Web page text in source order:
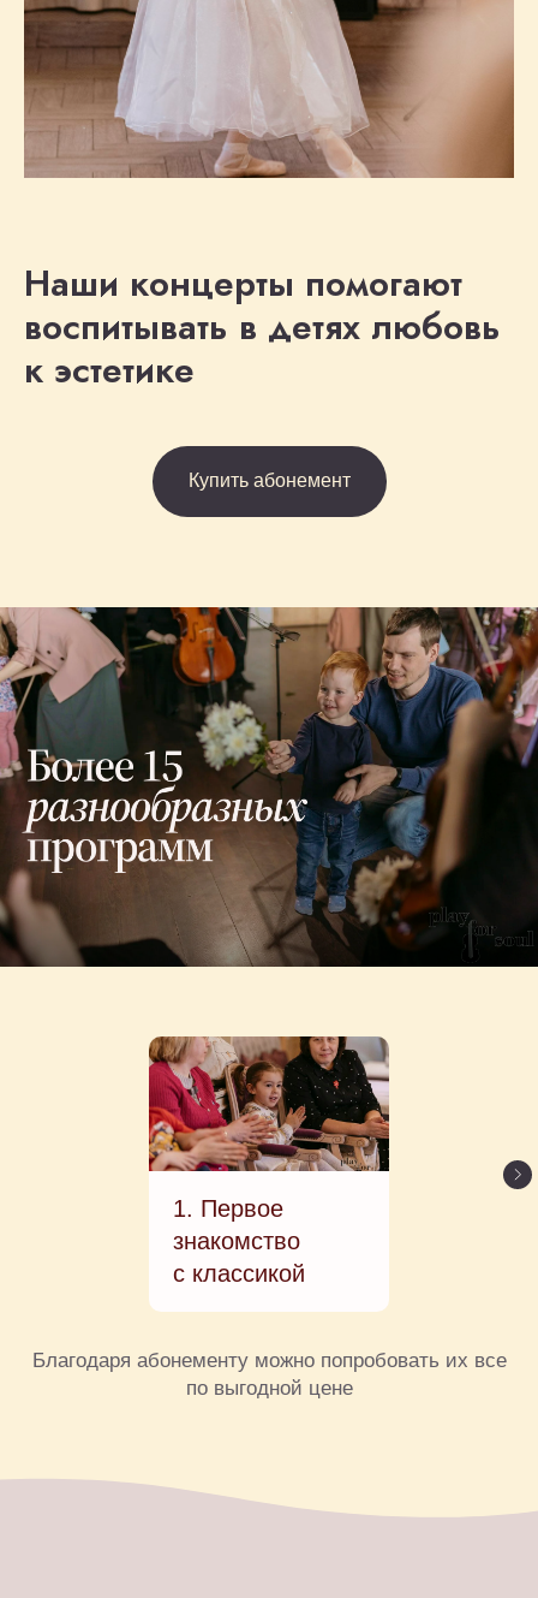
Наши концерты помогают
воспитывать в детях любовь
к эстетике
Купить абонемент
1. Первое
знакомство
с классикой
Благодаря абонементу можно попробовать их все
по выгодной цене